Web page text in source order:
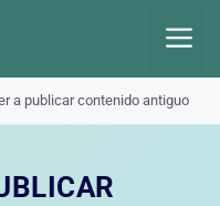
a publicar contenido antiguo